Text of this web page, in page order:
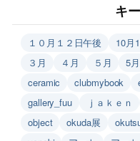
キ
１０月１２日午後 10月
３月
４月 ５月 5月
ceramic
clubmybook
gallery_fuu
ｊａｋｅｎ
object
okuda展